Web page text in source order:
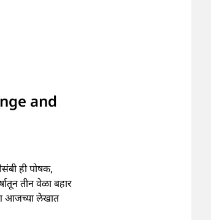
and
ही पोषक,
तीन वेळा बहार
आजच्या लेखात